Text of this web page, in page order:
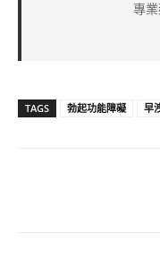
專
TAGS 勃起功能障礙 早